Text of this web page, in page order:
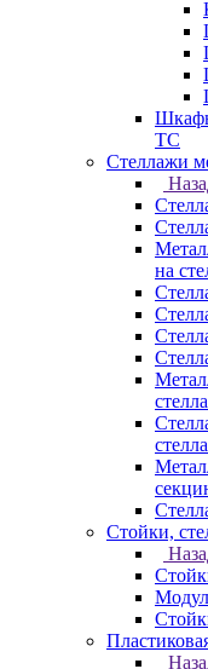
TC
Стеллажи
на
Стойки,